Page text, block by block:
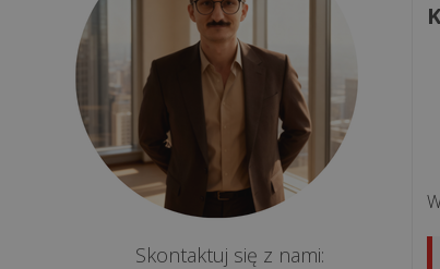
Skontaktuj się z nami: